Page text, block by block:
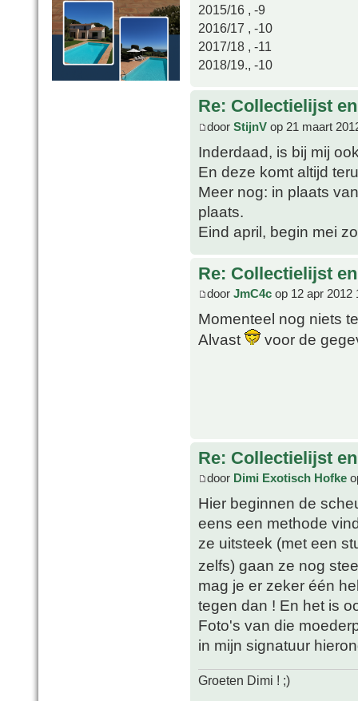
2015/16 , -9
2016/17 , -10
2017/18 , -11
2018/19., -10
Re: Collectielijst
door StijnV op 21 maart
Inderdaad, is bij mij
En deze komt altijd
Meer nog: in plaats
plaats.
Eind april, begin mei
Re: Collectielijst
door JmC4c op 12 apr 2012
Momenteel nog niets
Alvast
voor de
Re: Collectielijst
door Dimi Exotisch Hofke
Hier beginnen de
eens een methode
ze uitsteek (met een
zelfs) gaan ze nog
mag je er zeker één
tegen dan ! En het is
Foto's van die
in mijn signatuur
Groeten Dimi ! ;)